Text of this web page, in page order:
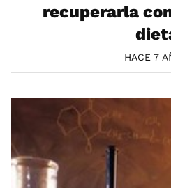
recuperarla
HACE 7